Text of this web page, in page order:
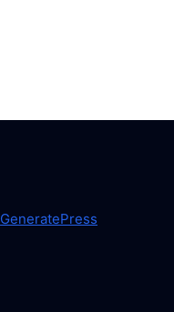
GeneratePress